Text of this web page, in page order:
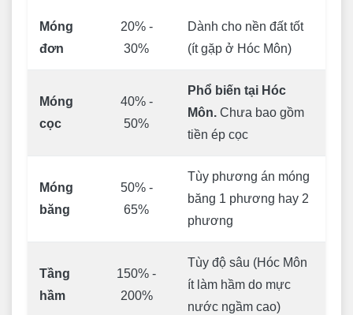
Móng
đơn
20% -
30%
Dành cho nền đất tốt
(ít gặp ở Hóc Môn)
Móng
cọc
40% -
50%
Phổ biến tại Hóc
Môn. Chưa bao gồm
tiền ép cọc
Móng
băng
50% -
65%
Tùy phương án móng
băng 1 phương hay 2
phương
Tầng
hầm
150% -
200%
Tùy độ sâu (Hóc Môn
ít làm hầm do mực
nước ngầm cao)